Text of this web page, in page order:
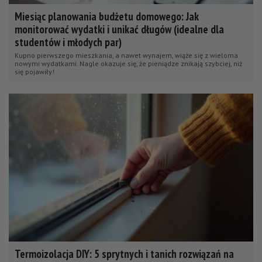
Miesiąc planowania budżetu domowego: Jak
monitorować wydatki i unikać długów (idealne dla
studentów i młodych par)
Kupno pierwszego mieszkania, a nawet wynajem, wiąże się z wieloma
nowymi wydatkami. Nagle okazuje się, że pieniądze znikają szybciej, niż
się pojawiły!
Termoizolacja DIY: 5 sprytnych i tanich rozwiązań na